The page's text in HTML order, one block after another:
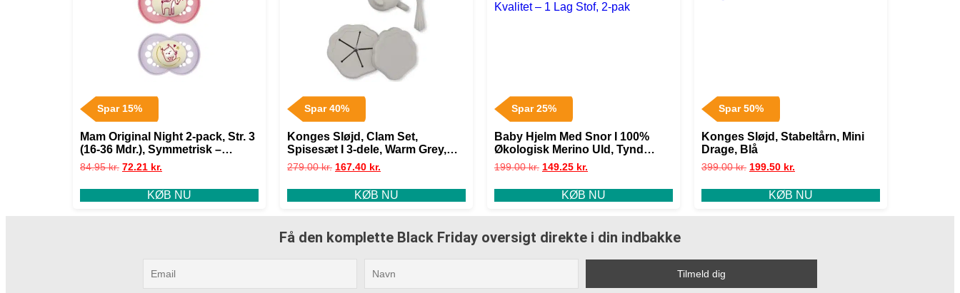
Spar 15%
Mam Original Night 2-pack, Str. 3
(16-36 Mdr.), Symmetrisk –
Silikone
84.95kr. 72.21 kr.
KØB NU
Spar 40%
Konges Sløjd, Clam Set,
Spisesæt I 3-dele, Warm Grey,
Findes I Flere Varianter
279.00kr. 167.40 kr.
KØB NU
Spar 25%
Baby Hjelm Med Snor I 100%
Økologisk Merino Uld, Tynd
Kvalitet – 1 Lag Stof, 2-pak
199.00kr. 149.25 kr.
KØB NU
Spar 50%
Konges Sløjd, Stabeltårn, Mini
Drage, Blå
399.00kr. 199.50 kr.
KØB NU
Få den komplette Black Friday oversigt direkte i din indbakke